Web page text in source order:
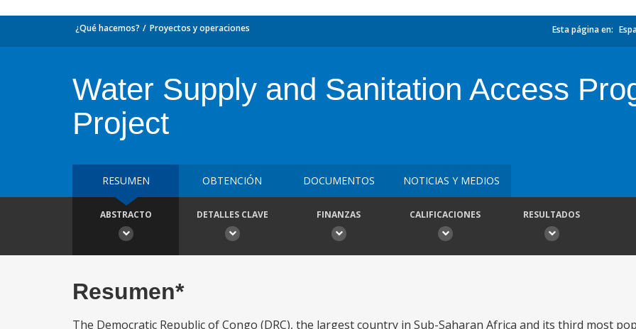
¿Qué hacemos? Proyectos y operaciones Esta página en:
Water Supply and Sanitation Access
Project
RESUMEN OBTENCIÓN DOCUMENTOS NOTICIAS Y MEDIOS
ABSTRACTO DETALLES CLAVE FINANZAS CALIFICACIONES RESULTADOS
Resumen*
The Democratic Republic of Congo (DRC), the largest country in Sub-Saharan Africa and its third most